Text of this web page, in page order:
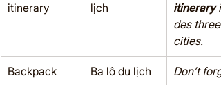
itinerary
lịch
itinerary
des three
cities.
Backpack Ba lô du lịch
Don’t